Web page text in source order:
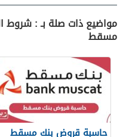
مواضيع ذات صلة بـ :
مسقط
حاسبة قروض بنك مسقط